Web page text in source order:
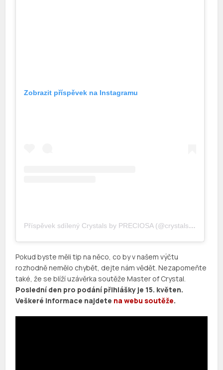
Zobrazit příspěvek na Instagramu
Příspěvek sdílený Crystals by PRECIOSA (@crystalsbypreciosa)
Pokud byste měli tip na něco, co by v našem výčtu
rozhodně nemělo chybět, dejte nám vědět. Nezapomeňte
také, že se blíží uzávěrka soutěže Master of Crystal.
Poslední den pro podání přihlášky je 15. květen.
Veškeré informace najdete na webu soutěže.